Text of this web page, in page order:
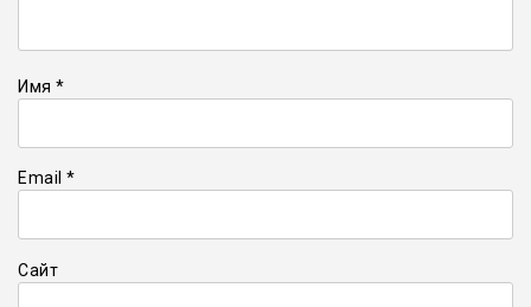
Имя *
Email *
Сайт